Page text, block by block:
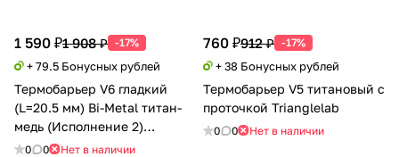
1 590 ₽1 908 ₽ -17%
+ 79.5 Бонусных рублей
Термобарьер V6 гладкий
(L=20.5 мм) Bi-Metal титан-
медь (Исполнение 2)
Trianglelab
0 0 Нет в наличии
760 ₽912 ₽ -17%
+ 38 Бонусных рублей
Термобарьер V5 титановый с
проточкой Trianglelab
0 0 Нет в наличии